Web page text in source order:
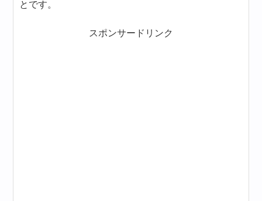
とです。
スポンサードリンク